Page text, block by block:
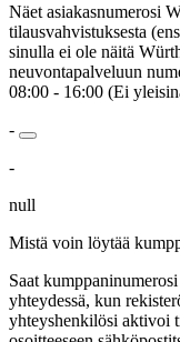
Näet asiakasnumerosi
tilausvahvistuksesta
sinulla ei ole näitä
neuvontapalveluun
08:00 - 16:00 (Ei
-
-
null
Mistä voin löytää
Saat
yhteydessä, kun
yhteyshenkilösi aktivoi